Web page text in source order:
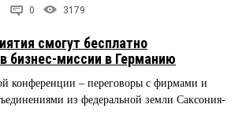
0 3179
смогут бесплатно
бизнес-миссии в Германию
конференции – переговоры с фирмами и
из федеральной земли Саксония-